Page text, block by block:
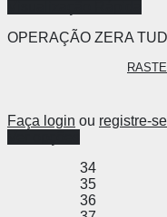
OPERAÇÃO ZERA
Faça login ou registre-
34
35
36